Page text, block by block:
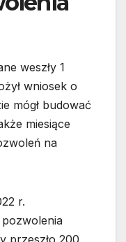
weszły 1
wniosek o
mógł budować
miesiące
na
r.